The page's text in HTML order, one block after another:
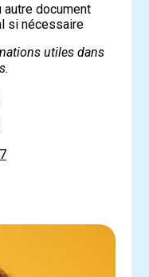
document
si nécessaire
utiles dans